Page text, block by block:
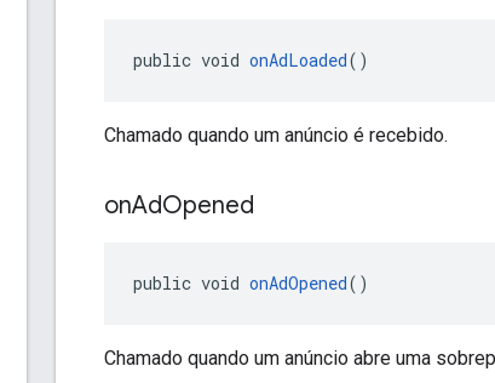
public void onAdLoaded()
Chamado quando um anúncio é recebido.
onAdOpened
public void onAdOpened()
Chamado quando um anúncio abre uma